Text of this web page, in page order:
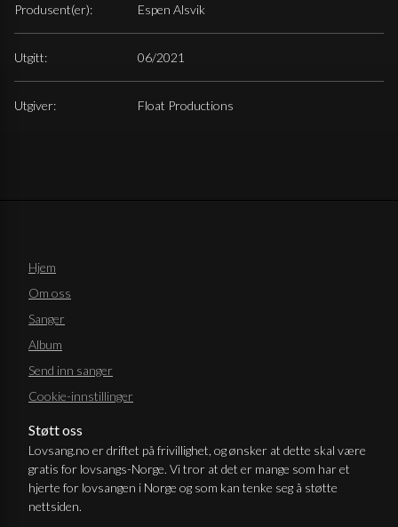
Produsent(er): Espen Alsvik
Utgitt: 06/2021
Utgiver: Float Productions
Hjem
Om oss
Sanger
Album
Send inn sanger
Cookie-innstillinger
Støtt oss
Lovsang.no er driftet på frivillighet, og ønsker at dette skal være
gratis for lovsangs-Norge. Vi tror at det er mange som har et
hjerte for lovsangen i Norge og som kan tenke seg å støtte
nettsiden.